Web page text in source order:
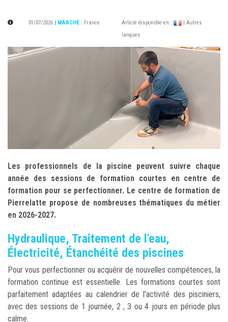
01/07/2026 | MARCHÉ : France Article disponible en :
| Autres
langues
Les professionnels de la piscine peuvent suivre chaque
année des sessions de formation courtes en centre de
formation pour se perfectionner. Le centre de formation de
Pierrelatte propose de nombreuses thématiques du métier
en 2026-2027.
Hydraulique, Traitement de l'eau,
Électricité, Étanchéité des piscines
Pour vous perfectionner ou acquérir de nouvelles compétences, la
formation continue est essentielle. Les formations courtes sont
parfaitement adaptées au calendrier de l'activité des pisciniers,
avec des sessions de 1 journée, 2 , 3 ou 4 jours en période plus
calme.